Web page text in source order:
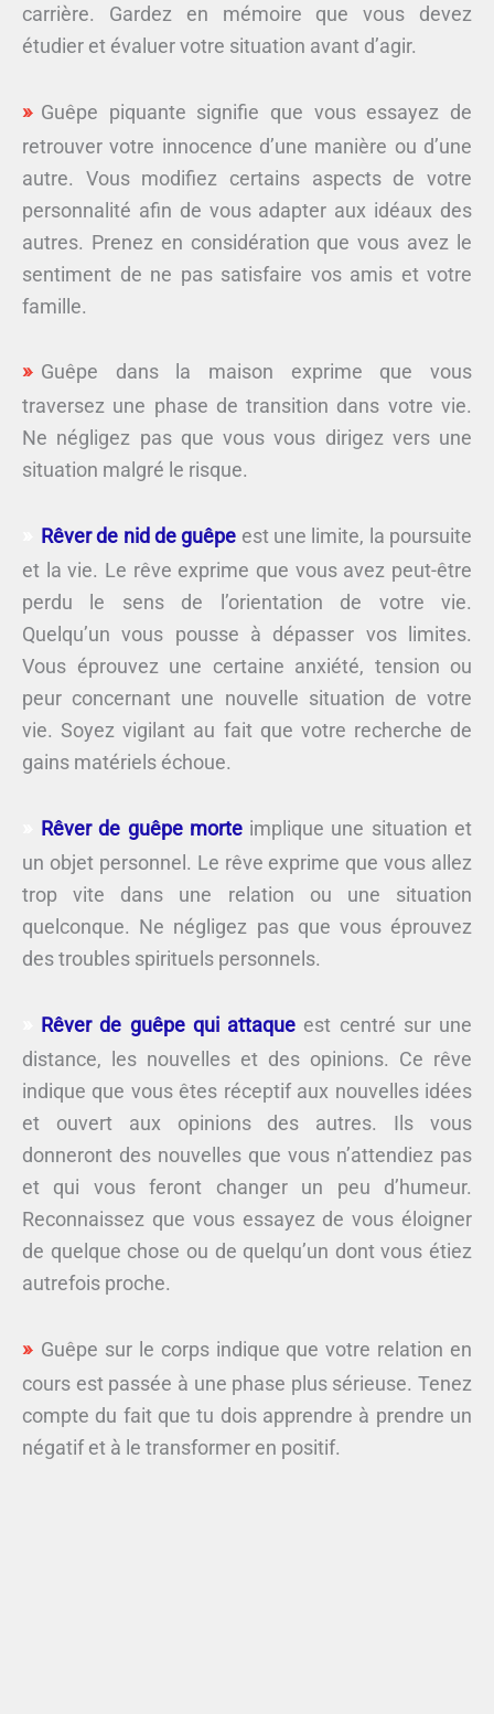
carrière. Gardez en mémoire que vous devez
étudier et évaluer votre situation avant d’agir.
Guêpe piquante signifie que vous essayez de
retrouver votre innocence d’une manière ou d’une
autre. Vous modifiez certains aspects de votre
personnalité afin de vous adapter aux idéaux des
autres. Prenez en considération que vous avez le
sentiment de ne pas satisfaire vos amis et votre
famille.
Guêpe dans la maison exprime que vous
traversez une phase de transition dans votre vie.
Ne négligez pas que vous vous dirigez vers une
situation malgré le risque.
Rêver de nid de guêpe est une limite, la poursuite
et la vie. Le rêve exprime que vous avez peut-être
perdu le sens de l’orientation de votre vie.
Quelqu’un vous pousse à dépasser vos limites.
Vous éprouvez une certaine anxiété, tension ou
peur concernant une nouvelle situation de votre
vie. Soyez vigilant au fait que votre recherche de
gains matériels échoue.
Rêver de guêpe morteimplique une situation et
un objet personnel. Le rêve exprime que vous allez
trop vite dans une relation ou une situation
quelconque. Ne négligez pas que vous éprouvez
des troubles spirituels personnels.
Rêver de guêpe qui attaque est centré sur une
distance, les nouvelles et des opinions. Ce rêve
indique que vous êtes réceptif aux nouvelles idées
et ouvert aux opinions des autres. Ils vous
donneront des nouvelles que vous n’attendiez pas
et qui vous feront changer un peu d’humeur.
Reconnaissez que vous essayez de vous éloigner
de quelque chose ou de quelqu’un dont vous étiez
autrefois proche.
Guêpe sur le corps indique que votre relation en
cours est passée à une phase plus sérieuse. Tenez
compte du fait que tu dois apprendre à prendre un
négatif et à le transformer en positif.